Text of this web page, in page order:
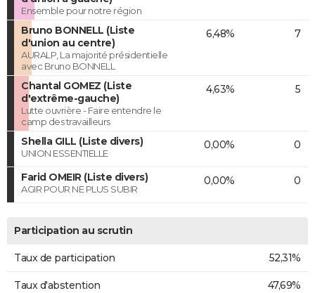
Ensemble pour notre région
Bruno BONNELL (Liste
d'union au centre)
AURALP, La majorité présidentielle
avec Bruno BONNELL
6,48% 7
Chantal GOMEZ (Liste
d'extrême-gauche)
Lutte ouvrière - Faire entendre le
camp des travailleurs
4,63% 5
Shella GILL (Liste divers)
UNION ESSENTIELLE
0,00% 0
Farid OMEIR (Liste divers)
AGIR POUR NE PLUS SUBIR
0,00% 0
Participation au scrutin
Taux de participation 52,31%
Taux d'abstention 47,69%